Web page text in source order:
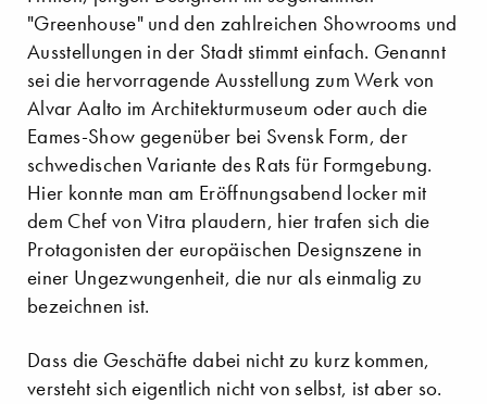
"Greenhouse" und den zahlreichen Showrooms und
Ausstellungen in der Stadt stimmt einfach. Genannt
sei die hervorragende Ausstellung zum Werk von
Alvar Aalto im Architekturmuseum oder auch die
Eames-Show gegenüber bei Svensk Form, der
schwedischen Variante des Rats für Formgebung.
Hier konnte man am Eröffnungsabend locker mit
dem Chef von Vitra plaudern, hier trafen sich die
Protagonisten der europäischen Designszene in
einer Ungezwungenheit, die nur als einmalig zu
bezeichnen ist.
Dass die Geschäfte dabei nicht zu kurz kommen,
versteht sich eigentlich nicht von selbst, ist aber so.